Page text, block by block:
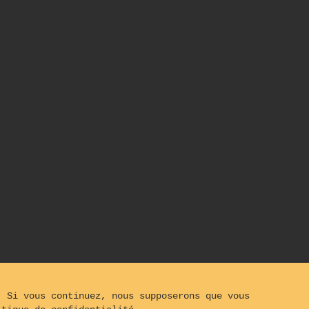
vous continuez, nous supposerons que vous